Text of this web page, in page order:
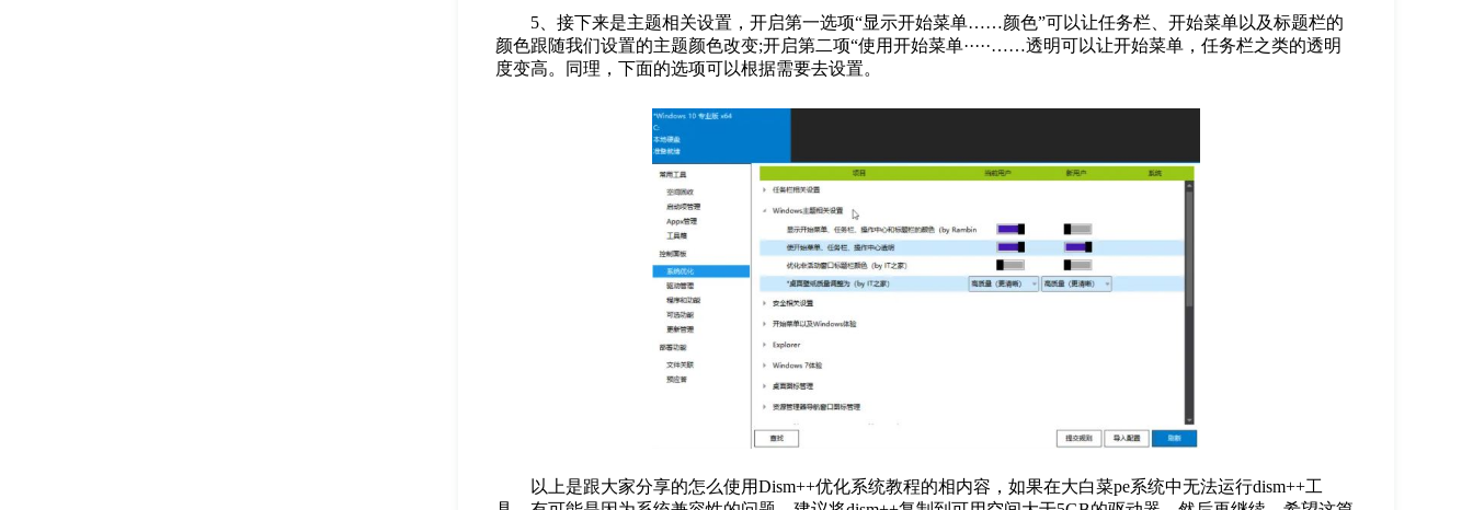
5、接下来是主题相关设置，开启第一选项“显示开始菜单……颜色”可以让任务栏、开始菜单以及标题栏的
颜色跟随我们设置的主题颜色改变;开启第二项“使用开始菜单·····……透明可以让开始菜单，任务栏之类的透明
度变高。同理，下面的选项可以根据需要去设置。
以上是跟大家分享的怎么使用Dism++优化系统教程的相内容，如果在大白菜pe系统中无法运行dism++工